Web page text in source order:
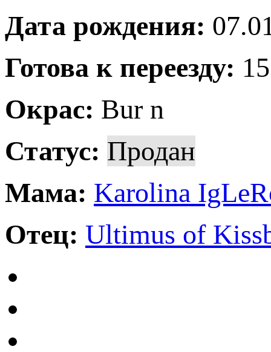
Дата рождения:
Готова к переезду:
Окрас: Bur n
Статус: Продан
Мама: Karolina
Отец: Ultimus of